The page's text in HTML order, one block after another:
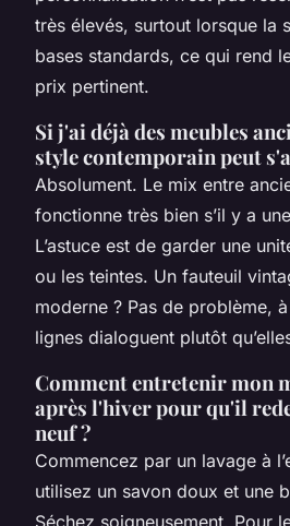
très élevés, surtout lorsque la
bases standards, ce qui rend
prix pertinent.
Si j'ai déjà des meubles
style contemporain peut
Absolument. Le mix entre
fonctionne très bien s’il y a
L’astuce est de garder une
ou les teintes. Un fauteuil
moderne ? Pas de problème,
lignes dialoguent plutôt
Comment entretenir mon
après l'hiver pour qu'il
neuf ?
Commencez par un lavage à
utilisez un savon doux et une
Séchez soigneusement. Pour